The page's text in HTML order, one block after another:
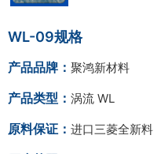
WL-09规格
产品品牌： 聚鸿新材料
产品类型： 涡流 WL
原料保证： 进口三菱全新料